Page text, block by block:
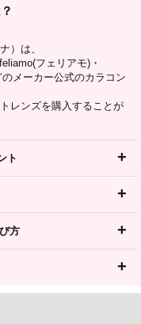
）は、
フェリアモ)・
メーカー公式のカラコン
レンズを購入することが
ト
方